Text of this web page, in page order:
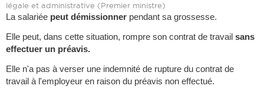
légale et administrative (Premier ministre)
La salariée peut démissionner pendant sa grossesse.
Elle peut, dans cette situation, rompre son contrat de travail sans
effectuer un préavis.
Elle n'a pas à verser une indemnité de rupture du contrat de
travail à l'employeur en raison du préavis non effectué.